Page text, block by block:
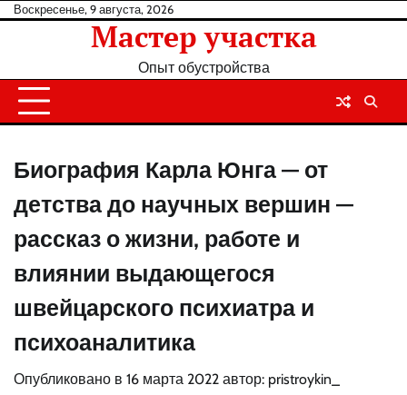
Перейти
Воскресенье, 9 августа, 2026
Мастер участка
Опыт обустройства
Биография Карла Юнга — от
детства до научных вершин —
рассказ о жизни, работе и
влиянии выдающегося
швейцарского психиатра и
психоаналитика
Опубликовано в 16 марта 2022 автор: pristroykin_